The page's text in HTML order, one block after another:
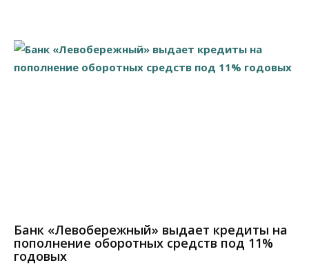
Банк «Левобережный» выдает кредиты на
пополнение оборотных средств под 11%
годовых